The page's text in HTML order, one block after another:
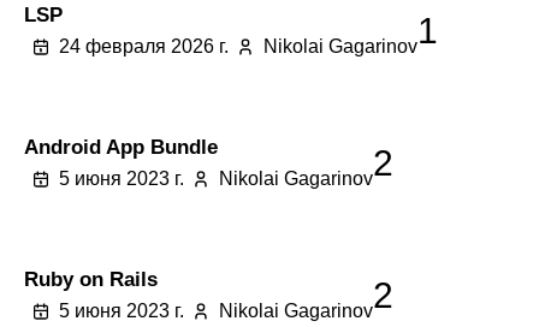
LSP
24 февраля 2026 г. Nikolai Gagarinov1
Android App Bundle
5 июня 2023 г. Nikolai Gagarinov2
Ruby on Rails
5 июня 2023 г. Nikolai Gagarinov2